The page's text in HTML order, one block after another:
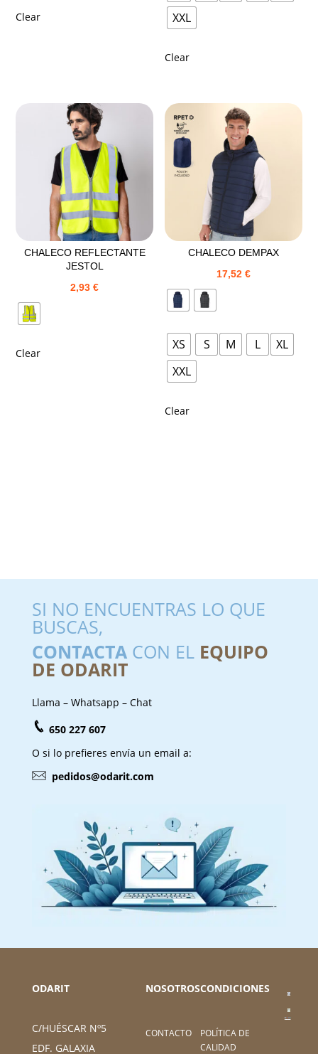
Clear
XXL
Clear
CHALECO REFLECTANTE
JESTOL
2,93€
Clear
CHALECO DEMPAX
17,52 €
XS S M L
XL
XXL
Clear
SI NO ENCUENTRAS LO QUE
BUSCAS,
CONTACTACON EL EQUIPO
DE ODARIT
Llama – Whatsapp – Chat
650 227 607
O si lo prefieres envía un email a:
pedidos@odarit.com
ODARIT
C/HUÉSCAR Nº5
EDF. GALAXIA
NOSOTROS
CONTACTO
CONDICIONES
POLÍTICA DE
CALIDAD